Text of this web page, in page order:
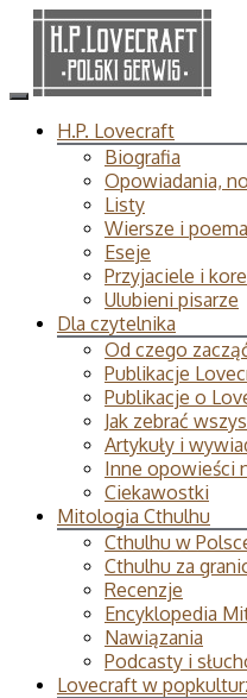
H.P. Lovecraft
Biografia
Opowiadania,
Listy
Wiersze i
Eseje
Przyjaciele i
Ulubieni pisarze
Dla czytelnika
Od czego
Publikacje
Publikacje o
Jak zebrać
Artykuły i
Inne opowieści
Ciekawostki
Mitologia Cthulhu
Cthulhu w
Cthulhu za
Recenzje
Encyklopedia
Nawiązania
Podcasty i
Lovecraft w